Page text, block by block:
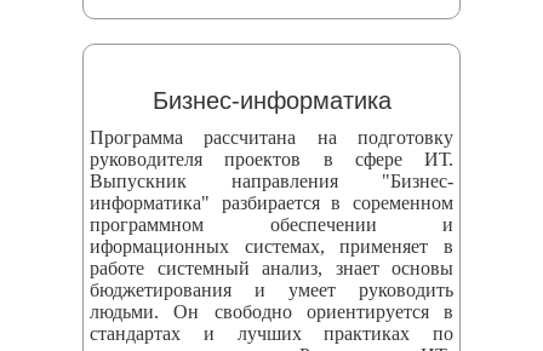
Бизнес-информатика
Программа рассчитана на подготовку
руководителя проектов в сфере ИТ.
Выпускник направления "Бизнес-
информатика" разбирается в соременном
программном обеспечении и
иформационных системах, применяет в
работе системный анализ, знает основы
бюджетирования и умеет руководить
людьми. Он свободно ориентируется в
стандартах и лучших практиках по